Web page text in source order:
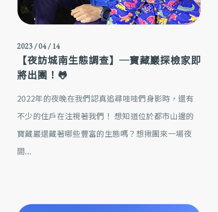
2023 / 04 / 14
【夜訪城南生態調查】─寶藏巖探檢家即
將出團！🐸
2022年的夜晚在我們認真追尋哇哇們身影時，還有
不少的住戶在注視著我們！ 想知道位於都市山邊的
寶藏巖還藏著哪些豐富的生態嗎？想揪團來一場夜
間...